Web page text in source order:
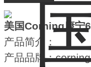
美国Corning康宁
产品简介：
产品品牌：corning